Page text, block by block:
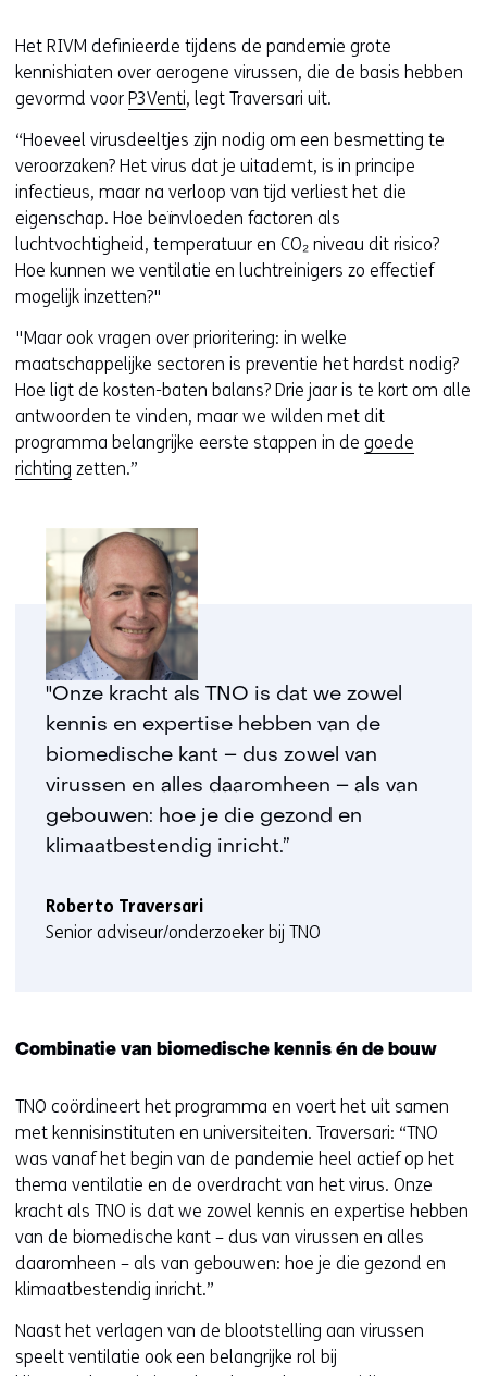
Het RIVM definieerde tijdens de pandemie grote
kennishiaten over aerogene virussen, die de basis hebben
gevormd voor P3Venti, legt Traversari uit.
“Hoeveel virusdeeltjes zijn nodig om een besmetting te
veroorzaken? Het virus dat je uitademt, is in principe
infectieus, maar na verloop van tijd verliest het die
eigenschap. Hoe beïnvloeden factoren als
luchtvochtigheid, temperatuur en CO₂ niveau dit risico?
Hoe kunnen we ventilatie en luchtreinigers zo effectief
mogelijk inzetten?"
"Maar ook vragen over prioritering: in welke
maatschappelijke sectoren is preventie het hardst nodig?
Hoe ligt de kosten-baten balans? Drie jaar is te kort om alle
antwoorden te vinden, maar we wilden met dit
programma belangrijke eerste stappen in de goede
richting zetten.”
"Onze kracht als TNO is dat we zowel
kennis en expertise hebben van de
biomedische kant – dus zowel van
virussen en alles daaromheen – als van
gebouwen: hoe je die gezond en
klimaatbestendig inricht.”
Roberto Traversari
Senior adviseur/onderzoeker bij TNO
Combinatie van biomedische kennis én de bouw
TNO coördineert het programma en voert het uit samen
met kennisinstituten en universiteiten. Traversari: “TNO
was vanaf het begin van de pandemie heel actief op het
thema ventilatie en de overdracht van het virus. Onze
kracht als TNO is dat we zowel kennis en expertise hebben
van de biomedische kant – dus van virussen en alles
daaromheen – als van gebouwen: hoe je die gezond en
klimaatbestendig inricht.”
Naast het verlagen van de blootstelling aan virussen
speelt ventilatie ook een belangrijke rol bij